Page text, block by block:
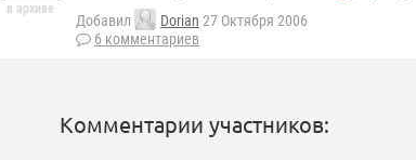
в архиве
Добавил Dorian 27 Октября 2006
6 комментариев
Комментарии участников: